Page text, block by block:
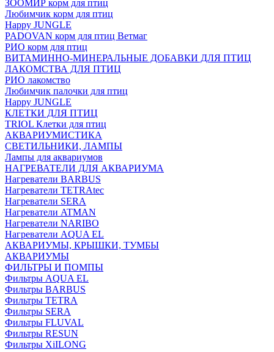
ЗООМИР корм для птиц
Любимчик корм для птиц
Happy JUNGLE
PADOVAN корм для птиц Ветмаг
РИО корм для птиц
ВИТАМИННО-МИНЕРАЛЬНЫЕ ДОБАВКИ ДЛЯ ПТИЦ
ЛАКОМСТВА ДЛЯ ПТИЦ
РИО лакомство
Любимчик палочки для птиц
Happy JUNGLE
КЛЕТКИ ДЛЯ ПТИЦ
TRIOL Клетки для птиц
АКВАРИУМИСТИКА
СВЕТИЛЬНИКИ, ЛАМПЫ
Лампы для аквариумов
НАГРЕВАТЕЛИ ДЛЯ АКВАРИУМА
Нагреватели BARBUS
Нагреватели TETRAtec
Нагреватели SERA
Нагреватели ATMAN
Нагреватели NARIBO
Нагреватели AQUA EL
АКВАРИУМЫ, КРЫШКИ, ТУМБЫ
АКВАРИУМЫ
ФИЛЬТРЫ И ПОМПЫ
Фильтры AQUA EL
Фильтры BARBUS
Фильтры ТETRA
Фильтры SERA
Фильтры FLUVAL
Фильтры RESUN
Фильтры XiILONG